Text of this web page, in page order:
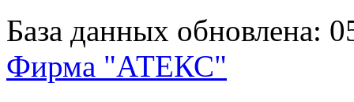
База данных обновлена:
Фирма "АТЕКС"